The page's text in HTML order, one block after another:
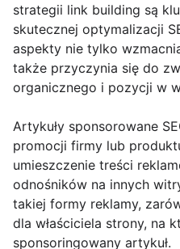
strategii link building są
skutecznej optymalizacji
aspekty nie tylko
także przyczynia się do
organicznego i pozycji w
Artykuły sponsorowane
promocji firmy lub
umieszczenie treści
odnośników na innych
takiej formy reklamy,
dla właściciela strony, na
sponsoringowany artykuł.